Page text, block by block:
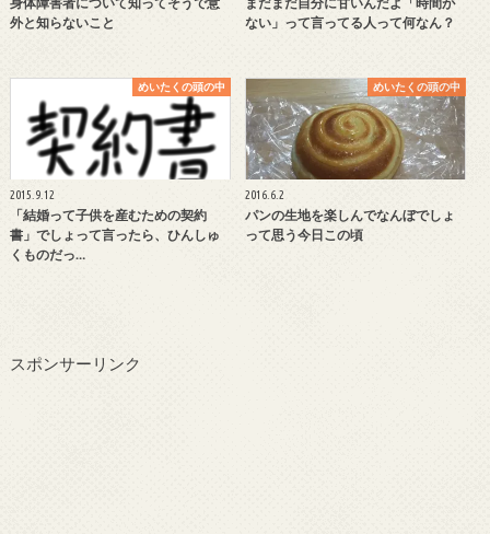
外と知らないこと
ない」って言ってる人って何なん？
めいたくの頭の中
2015.9.12
「結婚って子供を産むための契約
書」でしょって言ったら、ひんしゅ
くものだっ…
めいたくの頭の中
2016.6.2
パンの生地を楽しんでなんぼでしょ
って思う今日この頃
スポンサーリンク